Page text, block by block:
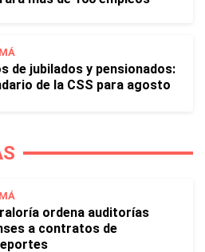
de jubilados y pensionados:
de la CSS para agosto
ordena auditorías
a contratos de